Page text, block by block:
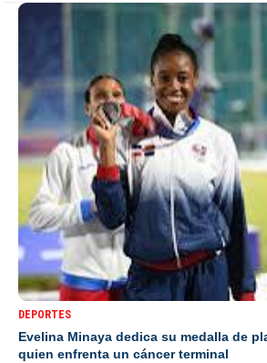
DEPORTES
Evelina Minaya dedica su medalla de
quien enfrenta un cáncer terminal